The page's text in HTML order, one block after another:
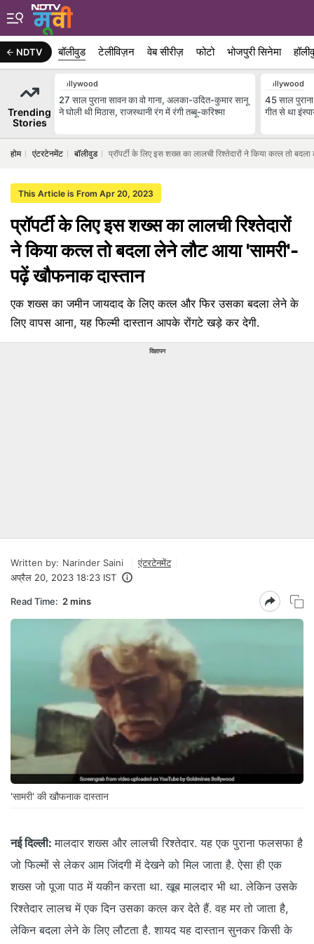
NDTV बॉलीवुड टेलीविज़न वेब सीरीज़ फोटो भोजपुरी सिनेमा
Trending
Stories
Bollywood
27 साल पुराना सावन का वो गाना, अलका-उदित-कुमार सानू
ने घोली थी मिठास, राजस्थानी रंग में रंगी तब्बू-करिश्मा
Bollywood
45 साल
गीत से था
होम एंटरटेनमेंट बॉलीवुड प्रॉपर्टी के लिए इस शख्स का लालची रिश्तेदारों ने किया कत्ल तो
This Article is From Apr 20, 2023
प्रॉपर्टी के लिए इस शख्स का लालची रिश्तेदारों
ने किया कत्ल तो बदला लेने लौट आया 'सामरी'-
पढ़ें खौफनाक दास्तान
एक शख्स का जमीन जायदाद के लिए कत्ल और फिर उसका बदला लेने के
लिए वापस आना, यह फिल्मी दास्तान आपके रोंगटे खड़े कर देगी.
विज्ञापन
Written by: Narinder Saini
एंटरटेनमेंट
अप्रैल 20, 2023 18:23 IST
Read Time: 2 mins
'सामरी' की खौफनाक दास्तान
नई दिल्ली: मालदार शख्स और लालची रिश्तेदार. यह एक पुराना फलसफा है
जो फिल्मों से लेकर आम जिंदगी में देखने को मिल जाता है. ऐसा ही एक
शख्स जो पूजा पाठ में यकीन करता था. खूब मालदार भी था. लेकिन उसके
रिश्तेदार लालच में एक दिन उसका कत्ल कर देते हैं. वह मर तो जाता है,
लेकिन बदला लेने के लिए लौटता है. शायद यह दास्तान सुनकर किसी के